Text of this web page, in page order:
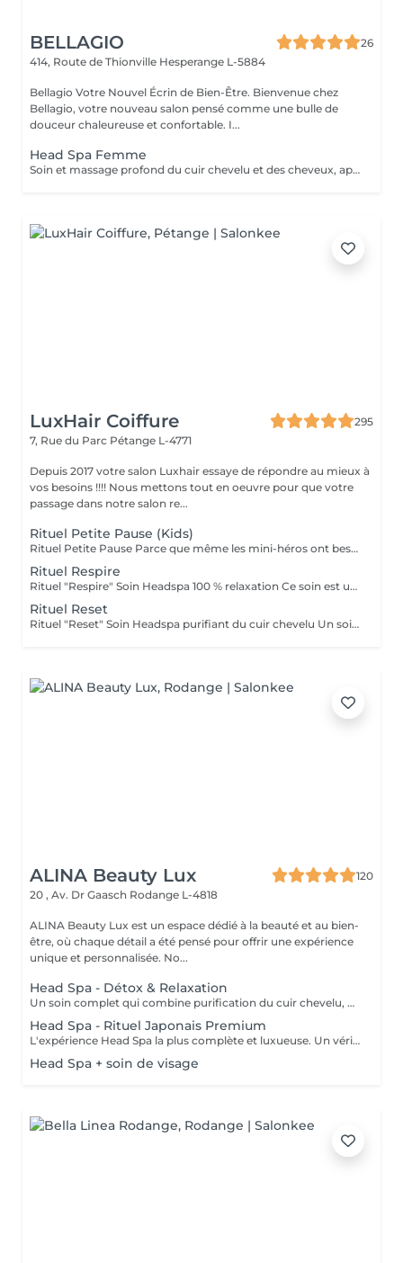
BELLAGIO
26
414, Route de Thionville Hesperange L-5884
Bellagio Votre Nouvel Écrin de Bien-Être. Bienvenue chez
Bellagio, votre nouveau salon pensé comme une bulle de
douceur chaleureuse et confortable. I...
Head Spa Femme
Soin et massage profond du cuir chevelu et des cheveux, après le soins un brushing ou séchage naturelle .
LuxHair Coiffure
295
7, Rue du Parc Pétange L-4771
Depuis 2017 votre salon Luxhair essaye de répondre au mieux à
vos besoins !!!! Nous mettons tout en oeuvre pour que votre
passage dans notre salon re...
Rituel Petite Pause (Kids)
Rituel Petite Pause Parce que même les mini-héros ont besoin de souffler ! Un moment tout doux pour que les enfants apprennent à se poser, se détendre et dire bye-bye au stress (même petit !). Avec un massage câlin du cuir chevelu, des papouilles légères et un soin tout frais pour des cheveux qui sentent bon la liberté. Un soin rigolo et relax, parfait pour que les petits se sentent comme des champions du chill ! Bienfaits : détente garantie, cuir chevelu tout propre, et surtout, plein de sourires ! Durée : 45 min Séchage naturel offert en fin de soin.
Rituel Respire
Rituel "Respire" Soin Headspa 100 % relaxation Ce soin est une invitation à lâcher prise. À travers un massage crânien lent, fluide et profond, les tensions accumulées s'évanouissent, les pensées s'apaisent, le corps se relâche. La gestuelle est inspirée des techniques japonaises de relaxation, pour favoriser la circulation et éveiller une sensation de calme intérieur immédiat. Bienfaits : apaisement du système nerveux, relâchement musculaire, sensation de légèreté mentale. 1h15 brushing ou séchage naturel offert en fin de soin.
Rituel Reset
Rituel "Reset" Soin Headspa purifiant du cuir chevelu Un soin pensé comme un redémarrage. Grâce à une gestuelle précise et des produits détoxifiants, ce rituel libère le cuir chevelu des toxines, impuretés et excès de sébum. Il relance la microcirculation, apporte une vraie sensation de fraîcheur et rééquilibre le terrain capillaire. Idéal pour retrouver un cuir chevelu sain et réactiver la vitalité naturelle des cheveux. Bienfaits : nettoyage profond, sensation de légèreté, meilleure oxygénation, base saine pour la repousse. 1h30 Diagnostic personnalisé + brushing ou séchage naturel inclus.
ALINA Beauty Lux
120
20 , Av. Dr Gaasch Rodange L-4818
ALINA Beauty Lux est un espace dédié à la beauté et au bien-
être, où chaque détail a été pensé pour offrir une expérience
unique et personnalisée. No...
Head Spa - Détox & Relaxation
Un soin complet qui combine purification du cuir chevelu, détoxification et massage relaxant. Inspiré des techniques japonaises, il élimine les impuretés, oxygène la peau et favorise la croissance des cheveux. Le visage se détend, l'esprit s'apaise et le cuir chevelu respire à nouveau.
Head Spa - Rituel Japonais Premium
L'expérience Head Spa la plus complète et luxueuse. Un véritable rituel japonais qui associe aromathérapie, massages profonds. Un moment d'équilibre, d'énergie et de renaissance pour le corps et l'esprit.
Head Spa + soin de visage